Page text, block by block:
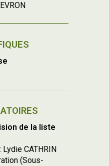
de la liste
CATHRIN
(Sous-